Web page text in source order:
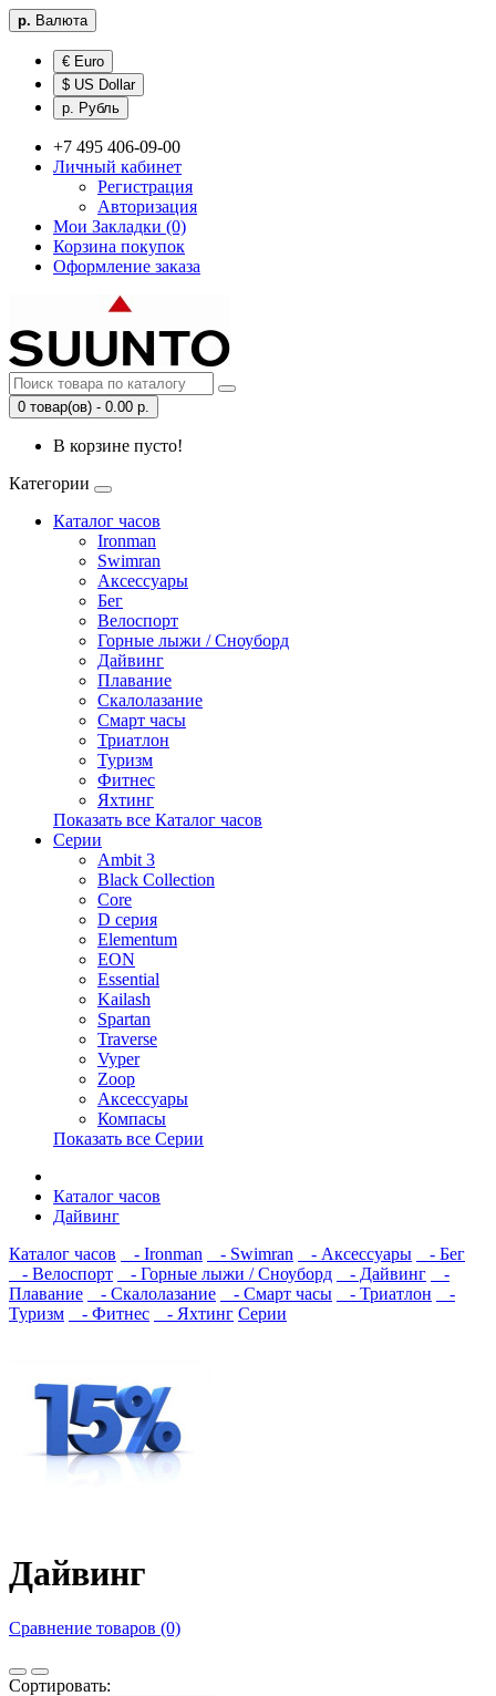
р. Валюта
€ Euro
$ US Dollar
р. Рубль
+7 495 406-09-00
Личный кабинет
Регистрация
Авторизация
Мои Закладки (0)
Корзина покупок
Оформление заказа
0 товар(ов) - 0.00 р.
В корзине пусто!
Категории
Каталог часов
Ironman
Swimran
Аксессуары
Бег
Велоспорт
Горные лыжи / Сноуборд
Дайвинг
Плавание
Скалолазание
Смарт часы
Триатлон
Туризм
Фитнес
Яхтинг
Показать все Каталог часов
Серии
Ambit 3
Black Collection
Core
D серия
Elementum
EON
Essential
Kailash
Spartan
Traverse
Vyper
Zoop
Аксессуары
Компасы
Показать все Серии
Каталог часов
Дайвинг
Каталог часов
- Ironman - Swimran - Аксессуары
- Бег
- Велоспорт
- Горные лыжи / Сноуборд - Дайвинг
-
Плавание
- Скалолазание - Смарт часы - Триатлон
-
Туризм
- Фитнес - Яхтинг Серии
Дайвинг
Сравнение товаров (0)
Сортировать: